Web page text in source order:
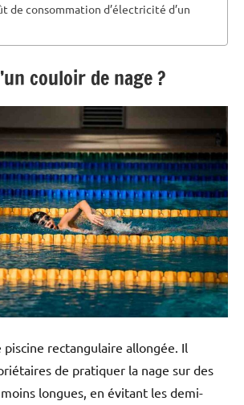
de consommation d’électricité d’un
couloir de nage ?
piscine rectangulaire allongée. Il
de pratiquer la nage sur des
longues, en évitant les demi-